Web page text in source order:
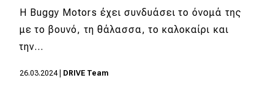
Η Buggy Motors έχει συνδυάσει το όνομά της
με το βουνό, τη θάλασσα, το καλοκαίρι και
την…
26.03.2024| DRIVE Team